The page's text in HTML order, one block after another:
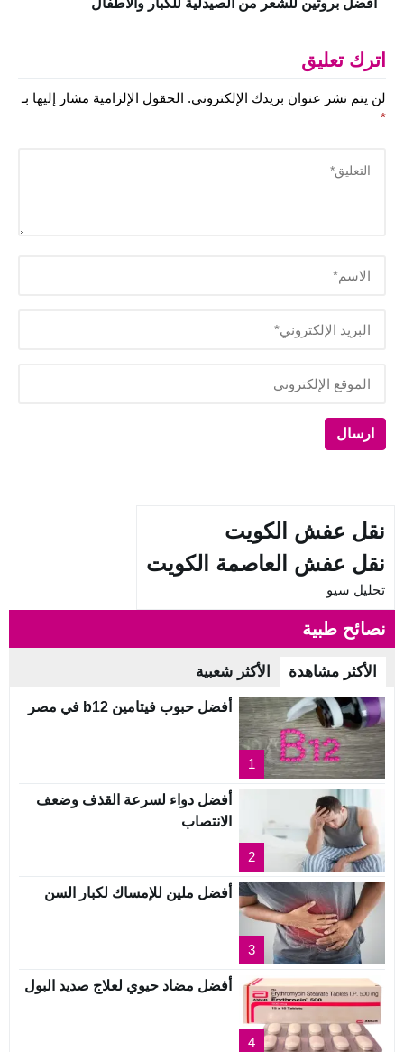
اترك تعليق
لن يتم نشر عنوان بريدك الإلكتروني. الحقول الإلزامية مشار إليها بـ
*
نقل عفش الكويت
نقل عفش العاصمة الكويت
تحليل سيو
نصائح طبية
الأكثر مشاهدة الأكثر شعبية
1
أفضل حبوب فيتامين b12 في مصر
2
أفضل دواء لسرعة القذف وضعف
الانتصاب
3
أفضل ملين للإمساك لكبار السن
4
أفضل مضاد حيوي لعلاج صديد البول